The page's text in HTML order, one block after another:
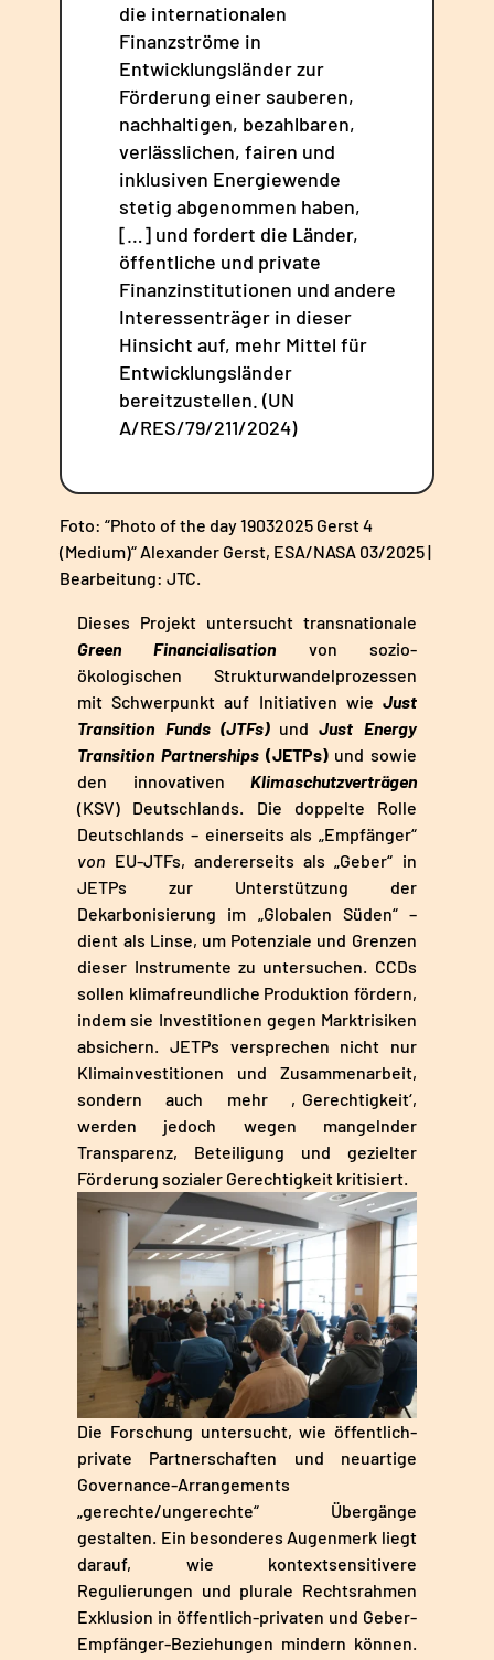
die internationalen
Finanzströme in
Entwicklungsländer zur
Förderung einer sauberen,
nachhaltigen, bezahlbaren,
verlässlichen, fairen und
inklusiven Energiewende
stetig abgenommen haben,
[…] und fordert die Länder,
öffentliche und private
Finanzinstitutionen und andere
Interessenträger in dieser
Hinsicht auf, mehr Mittel für
Entwicklungsländer
bereitzustellen. (UN
A/RES/79/211/2024)
Foto: “Photo of the day 19032025 Gerst 4
(Medium)“ Alexander Gerst, ESA/NASA 03/2025 |
Bearbeitung: JTC.
Dieses Projekt untersucht transnationale
Green
Financialisation von sozio-
ökologischen Strukturwandelprozessen
mit Schwerpunkt auf Initiativen wie Just
Transition Funds (JTFs)undJust Energy
Transition Partnerships(JETPs)und sowie
den innovativen Klimaschutzverträgen
(KSV) Deutschlands. Die doppelte Rolle
Deutschlands – einerseits als „Empfänger“
von EU-JTFs, andererseits als „Geber“ in
JETPs zur Unterstützung der
Dekarbonisierung im „Globalen Süden“ –
dient als Linse, um Potenziale und Grenzen
dieser Instrumente zu untersuchen. CCDs
sollen klimafreundliche Produktion fördern,
indem sie Investitionen gegen Marktrisiken
absichern. JETPs versprechen nicht nur
Klimainvestitionen und Zusammenarbeit,
sondern auch mehr ‚Gerechtigkeit‘,
werden jedoch wegen mangelnder
Transparenz, Beteiligung und gezielter
Förderung sozialer Gerechtigkeit kritisiert.
Die Forschung untersucht, wie öffentlich-
private Partnerschaften und neuartige
Governance-Arrangements
„gerechte/ungerechte“ Übergänge
gestalten. Ein besonderes Augenmerk liegt
darauf, wie kontextsensitivere
Regulierungen und plurale Rechtsrahmen
Exklusion in öffentlich-privaten und Geber-
Empfänger-Beziehungen mindern können.